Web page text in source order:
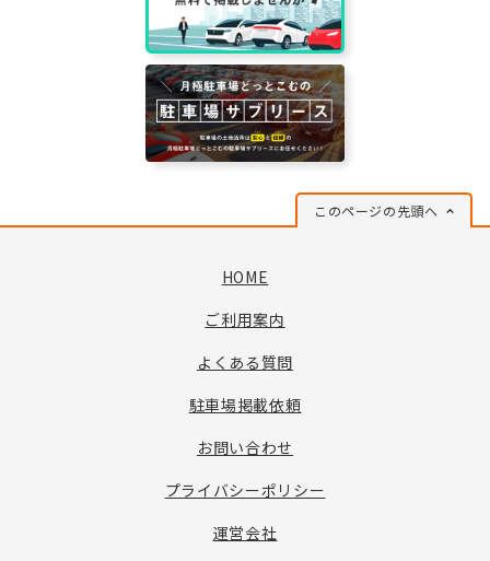
このページの先頭へ
HOME
ご利用案内
よくある質問
駐車場掲載依頼
お問い合わせ
プライバシーポリシー
運営会社